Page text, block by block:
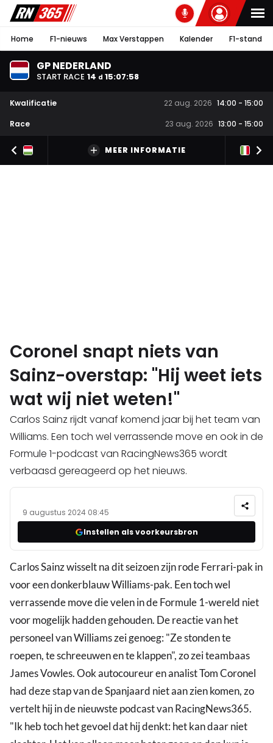
Home F1-nieuws Max Verstappen Kalender F1-stand
GP NEDERLAND
START RACE 14 d 15:07:58
Kwalificatie 22 aug. 2026 14:00 - 15:00
Race
23 aug. 2026 13:00 - 15:00
MEER INFORMATIE
Coronel snapt niets van
Sainz-overstap: "Hij weet iets
wat wij niet weten!"
Carlos Sainz rijdt vanaf komend jaar bij het team van
Williams. Een toch wel verrassende move en ook in de
Formule 1-podcast van RacingNews365 wordt
verbaasd gereageerd op het nieuws.
9 augustus 2024 08:45
Instellen als voorkeursbron
Carlos Sainz wisselt na dit seizoen zijn rode Ferrari-pak in
voor een donkerblauw Williams-pak. Een toch wel
verrassende move die velen in de Formule 1-wereld niet
voor mogelijk hadden gehouden. De reactie van het
personeel van Williams zei genoeg: "Ze stonden te
roepen, te schreeuwen en te klappen", zo zei teambaas
James Vowles. Ook autocoureur en analist Tom Coronel
had deze stap van de Spanjaard niet aan zien komen, zo
vertelt hij in de nieuwste podcast van RacingNews365.
"Ik heb toch het gevoel dat hij denkt: het kan daar niet